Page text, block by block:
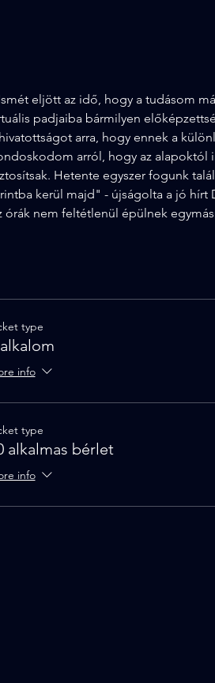
eljött az idő, hogy a tudásom
padjaiba bármilyen
arra, hogy ennek a
arról, hogy az alapoktól
Hetente egyszer fogunk
kerül majd" - újságolta a jó hírt
órák nem feltétlenül épülnek
type
info
type
alkalmas bérlet
info